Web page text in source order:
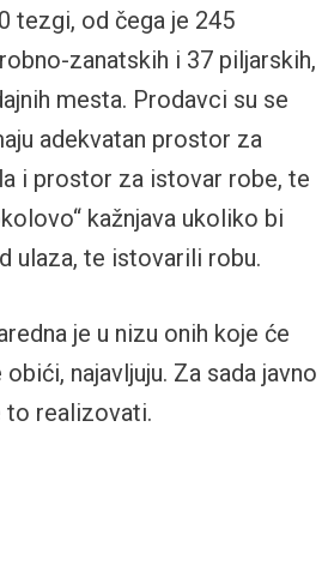
tezgi, od čega je 245
zanatskih i 37 piljarskih,
mesta. Prodavci su se
adekvatan prostor za
i prostor za istovar robe, te
kažnjava ukoliko bi
ulaza, te istovarili robu.
je u nizu onih koje će
najavljuju. Za sada javno
to realizovati.